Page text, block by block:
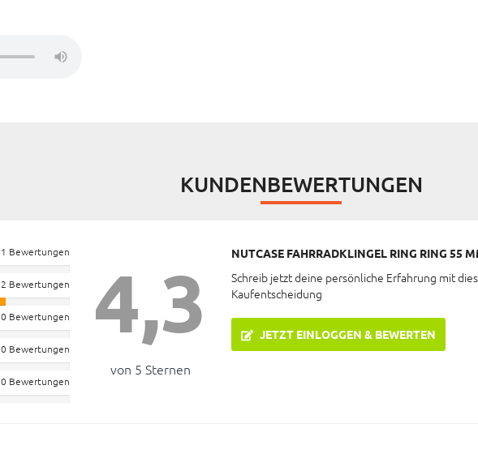
KUNDENBEWERTUNGEN
1 Bewertungen
2 Bewertungen
0 Bewertungen
0 Bewertungen
0 Bewertungen
4,3
von 5 Sternen
NUTCASE FAHRRADKLINGEL RING RING 55
Schreib jetzt deine persönliche Erfahrung mit
Kaufentscheidung
JETZT EINLOGGEN & BEWERTEN